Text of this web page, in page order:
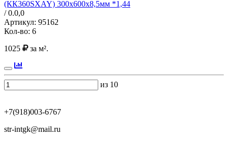
(КК360SXAY) 300х600х8,5мм *1,44
/ 0.0,0
Артикул: 95162
Кол-во: 6
1025
за м².
из 10
+7(918)003-6767
str-intgk@mail.ru